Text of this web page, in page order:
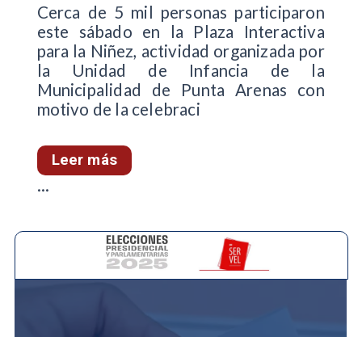
Cerca de 5 mil personas participaron
este sábado en la Plaza Interactiva
para la Niñez, actividad organizada por
la Unidad de Infancia de la
Municipalidad de Punta Arenas con
motivo de la celebraci
Leer más
...